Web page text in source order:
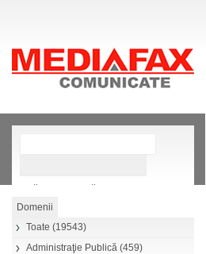
Căutare avansată
Toate (19543)
Administraţie Publică (459)